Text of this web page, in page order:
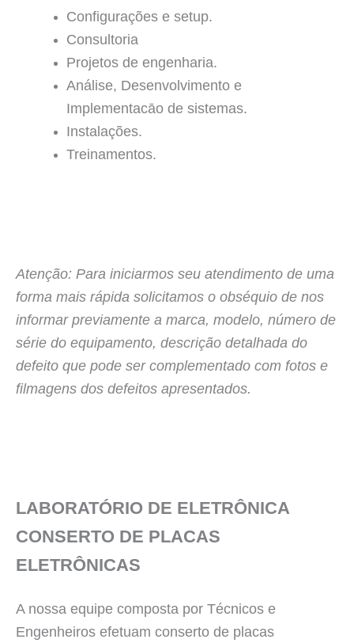
Configurações e setup.
Consultoria
Projetos de engenharia.
Análise, Desenvolvimento e
Implementacāo de sistemas.
Instalações.
Treinamentos.
Atenção: Para iniciarmos seu atendimento de uma
forma mais rápida solicitamos o obséquio de nos
informar previamente a marca, modelo, número de
série do equipamento, descrição detalhada do
defeito que pode ser complementado com fotos e
filmagens dos defeitos apresentados.
LABORATÓRIO DE ELETRÔNICA
CONSERTO DE PLACAS
ELETRÔNICAS
A nossa equipe composta por Técnicos e
Engenheiros efetuam conserto de placas